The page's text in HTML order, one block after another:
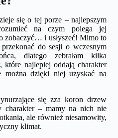
się o tej porze – najlepszym
na czym polega jej
zobaczyć… i usłyszeć! Mimo to
do sesji o wczesnym
dlatego zebrałam kilka
które najlepiej oddają charakter
dzięki niej uzyskać na
się zza koron drzew
charakter – mamy na nich nie
ale również niesamowity,
klimat.